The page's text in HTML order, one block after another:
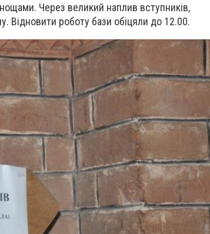
Через великий наплив вступників,
Відновити роботу бази обіцяли до 12.00.